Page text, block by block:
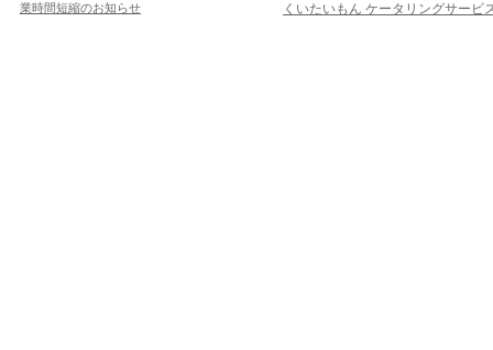
業時間短縮のお知らせ
くいたいもん ケータリングサービ